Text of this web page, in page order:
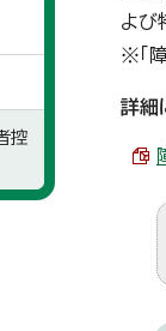
よび
※「
詳細
控